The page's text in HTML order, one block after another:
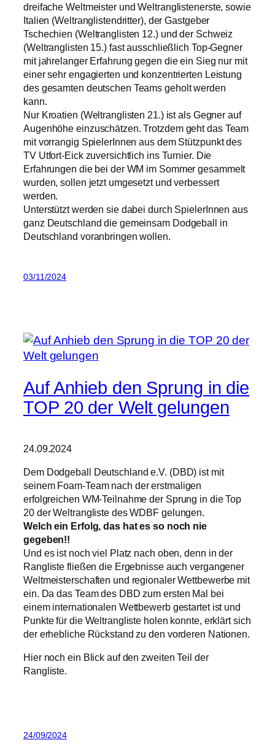
dreifache Weltmeister und Weltranglistenerste, sowie
Italien (Weltranglistendritter), der Gastgeber
Tschechien (Weltranglisten 12.) und der Schweiz
(Weltranglisten 15.) fast ausschließlich Top-Gegner
mit jahrelanger Erfahrung gegen die ein Sieg nur mit
einer sehr engagierten und konzentrierten Leistung
des gesamten deutschen Teams geholt werden
kann.
Nur Kroatien (Weltranglisten 21.) ist als Gegner auf
Augenhöhe einzuschätzen. Trotzdem geht das Team
mit vorrangig SpielerInnen aus dem Stützpunkt des
TV Utfort-Eick zuversichtlich ins Turnier. Die
Erfahrungen die bei der WM im Sommer gesammelt
wurden, sollen jetzt umgesetzt und verbessert
werden.
Unterstützt werden sie dabei durch SpielerInnen aus
ganz Deutschland die gemeinsam Dodgeball in
Deutschland voranbringen wollen.
03/11/2024
Auf Anhieb den Sprung in die
TOP 20 der Welt gelungen
24.09.2024
Dem Dodgeball Deutschland e.V. (DBD) ist mit
seinem Foam-Team nach der erstmaligen
erfolgreichen WM-Teilnahme der Sprung in die Top
20 der Weltrangliste des WDBF gelungen.
Welch ein Erfolg, das hat es so noch nie
gegeben!!
Und es ist noch viel Platz nach oben, denn in der
Rangliste fließen die Ergebnisse auch vergangener
Weltmeisterschaften und regionaler Wettbewerbe mit
ein. Da das Team des DBD zum ersten Mal bei
einem internationalen Wettbewerb gestartet ist und
Punkte für die Weltrangliste holen konnte, erklärt sich
der erhebliche Rückstand zu den vorderen Nationen.
Hier noch ein Blick auf den zweiten Teil der
Rangliste.
24/09/2024